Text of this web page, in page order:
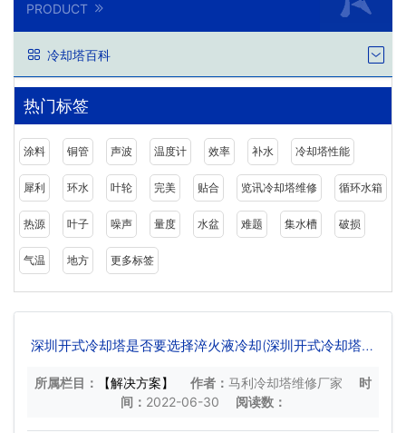
PRODUCT
冷却塔百科
热门标签
涂料 铜管 声波 温度计 效率 补水 冷却塔性能
犀利 环水 叶轮 完美 贴合 览讯冷却塔维修 循环水箱
热源 叶子 噪声 量度 水盆 难题 集水槽 破损
气温 地方 更多标签
深圳开式冷却塔是否要选择淬火液冷却(深圳开式冷却塔选
所属栏目： 【解决方案】 作者： 马利冷却塔维修厂家
时
间： 2022-06-30 阅读数：